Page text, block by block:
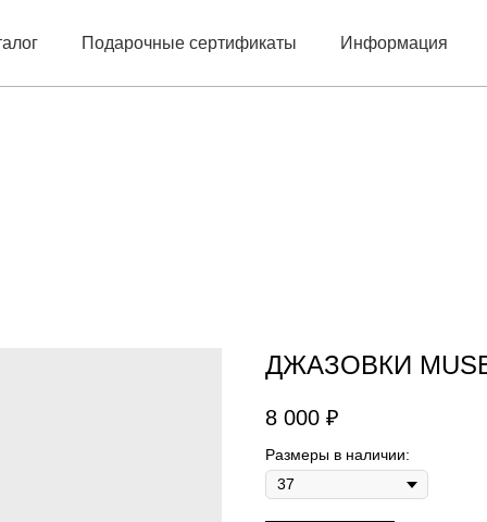
Подарочные сертификаты Информация
ДЖАЗОВКИ
8 000 ₽
Размеры в наличии: